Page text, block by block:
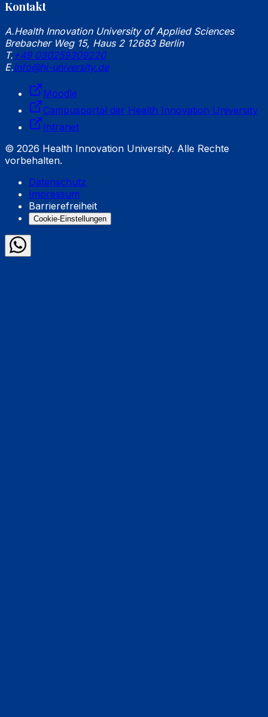
Kontakt
A.Health Innovation University of Applied Sciences
Brebacher Weg 15, Haus 2 12683 Berlin
T. +49 030259309220
E.info@hi-university.de
Moodle
Campusportal der Health Innovation University
Intranet
© 2026 Health Innovation University. Alle Rechte
vorbehalten.
Datenschutz
Impressum
Barrierefreiheit
Cookie-Einstellungen